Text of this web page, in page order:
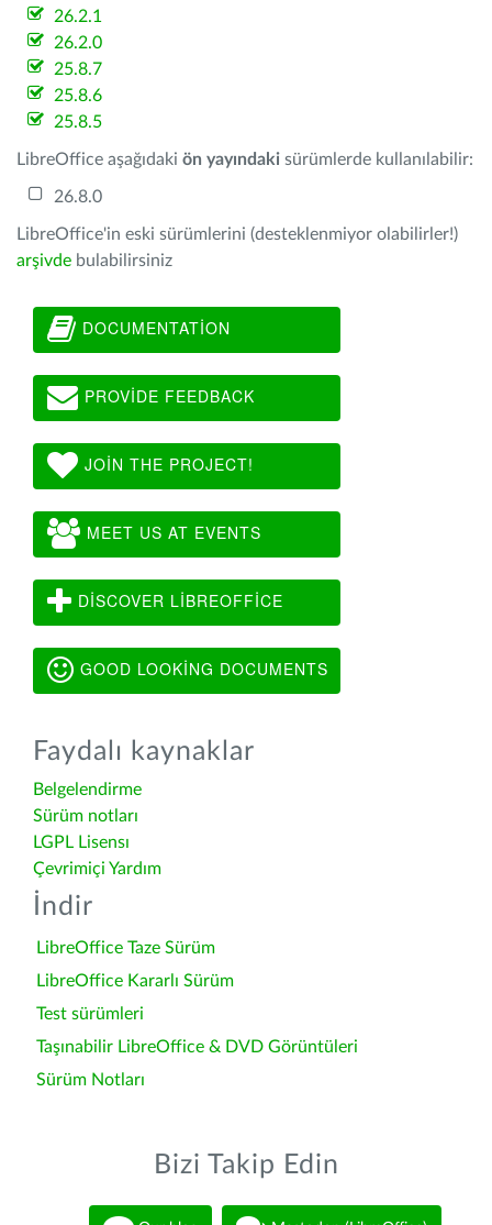
26.2.1
26.2.0
25.8.7
25.8.6
25.8.5
LibreOffice aşağıdaki ön yayındaki sürümlerde kullanılabilir:
26.8.0
LibreOffice'in eski sürümlerini (desteklenmiyor olabilirler!)
arşivde bulabilirsiniz
DOCUMENTATION
PROVIDE FEEDBACK
JOIN THE PROJECT!
MEET US AT EVENTS
DISCOVER LIBREOFFICE
GOOD LOOKING DOCUMENTS
Faydalı kaynaklar
Belgelendirme
Sürüm notları
LGPL Lisensı
Çevrimiçi Yardım
İndir
LibreOffice Taze Sürüm
LibreOffice Kararlı Sürüm
Test sürümleri
Taşınabilir LibreOffice & DVD Görüntüleri
Sürüm Notları
Bizi Takip Edin